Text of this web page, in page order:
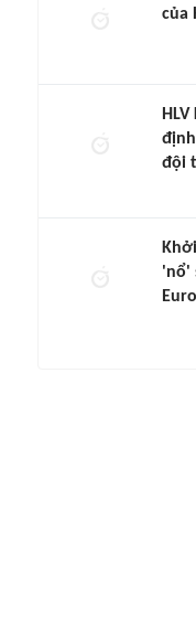
của
đội
'nổ'
Euro